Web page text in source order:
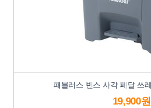
패블러스 빈스 사각 페달 쓰
19,900원